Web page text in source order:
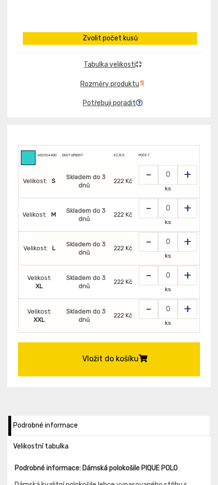
Zvolit počet kusů
Tabulka velikosti
Rozměry produktu
Potřebuji poradit
AD2104400 DOSTUPNOST KČ/KS: POČET
Velikost: S
Skladem do 3
dnů
222 Kč - +
ks
Velikost: M
Skladem do 3
dnů
222 Kč - +
ks
Velikost: L
Skladem do 3
dnů
222 Kč - +
ks
Velikost:
XL
Skladem do 3
dnů
222 Kč - +
ks
Velikost:
XXL
Skladem do 3
dnů
222 Kč - +
ks
Vložit do košíku
Podrobné informace
Velikostní tabulka
Podrobné informace: Dámská polokošile PIQUE POLO